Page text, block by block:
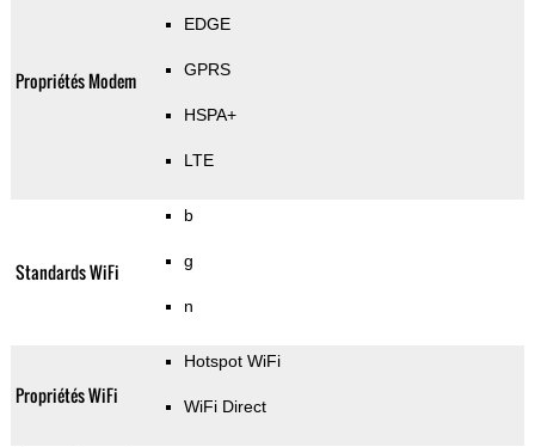
Propriétés Modem
EDGE
GPRS
HSPA+
LTE
Standards WiFi
b
g
n
Propriétés WiFi
Hotspot WiFi
WiFi Direct